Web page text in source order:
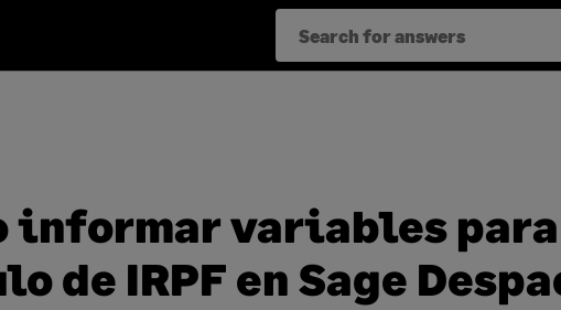
informar variables
de IRPF en Sage